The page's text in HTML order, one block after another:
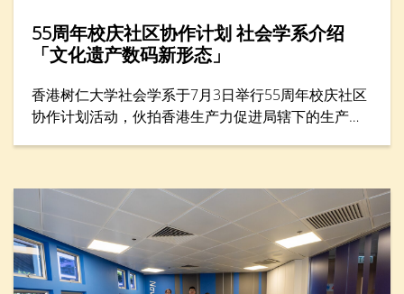
55周年校庆社区协作计划 社会学系介绍
「文化遗产数码新形态」
香港树仁大学社会学系于7月3日举行55周年校庆社区
协作计划活动，伙拍香港生产力促进局辖下的生​​产力